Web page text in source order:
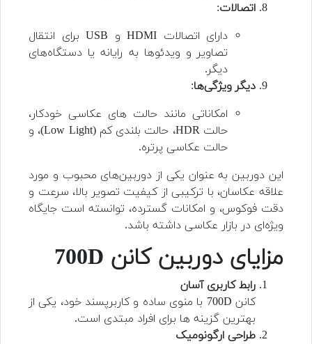
اتصالات:
دارای اتصالات HDMI و USB برای انتقال
تصاویر و ویدئوها به رایانه یا دستگاه‌های
دیگر.
دیگر ویژگی‌ها:
امکاناتی مانند حالت های عکاسی خودکار،
حالت HDR، حالت بلندی کم (Low Light)، و
حالت عکاسی پرتره.
این دوربین به عنوان یکی از دوربین‌های محبوب و مورد
علاقه عکاسان، با ترکیبی از کیفیت تصویر بالا، سرعت و
دقت فوکوس، و امکانات گسترده، توانسته است جایگاه
ویژه‌ای در بازار عکاسی داشته باشد.
مزایایدوربین کانن 700D
رابط کاربری آسان
کانن 700D با منوی ساده و کاربرپسند خود، یکی از
بهترین گزینه ها برای افراد مبتدی است.
طراحی ارگونومیک